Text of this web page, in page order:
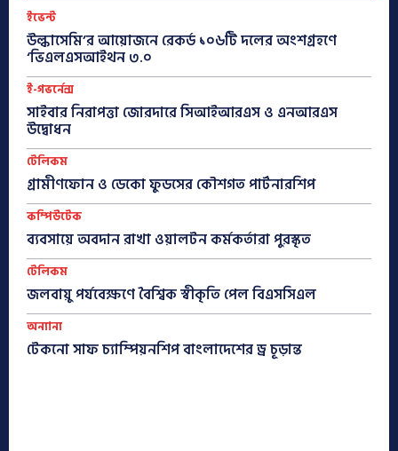
ইভেন্ট
উল্কাসেমি’র আয়োজনে রেকর্ড ১০৬টি দলের অংশগ্রহণে
‘ভিএলএসআইথন ৩.০
ই-গভর্নেন্স
সাইবার নিরাপত্তা জোরদারে সিআইআরএস ও এনআরএস
উদ্বোধন
টেলিকম
গ্রামীণফোন ও ডেকো ফুডসের কৌশগত পার্টনারশিপ
কম্পিউটেক
ব্যবসায়ে অবদান রাখা ওয়ালটন কর্মকর্তারা পুরস্কৃত
টেলিকম
জলবায়ু পর্যবেক্ষণে বৈশ্বিক স্বীকৃতি পেল বিএসসিএল
অন্যান্য
টেকনো সাফ চ্যাম্পিয়নশিপ বাংলাদেশের ড্র চূড়ান্ত